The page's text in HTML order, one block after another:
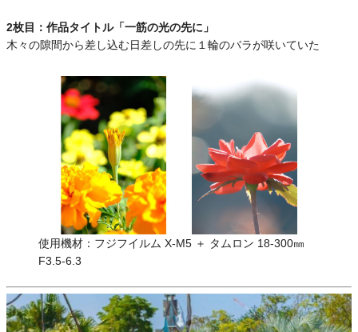
2枚目：作品タイトル「一筋の光の先に」
木々の隙間から差し込む日差しの先に１輪のバラが咲いていた
使用機材：フジフイルム X-M5 ＋ タムロン 18-300㎜
F3.5-6.3